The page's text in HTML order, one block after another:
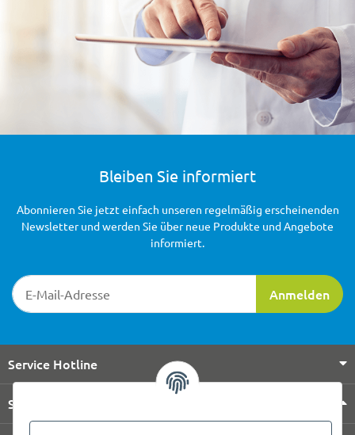
Bleiben Sie informiert
Newsletter-Registrierung
Anmelden
Abonnieren Sie jetzt einfach unseren regelmäßig erscheinenden
Newsletter und werden Sie über neue Produkte und Angebote
informiert.
Service Hotline
Shop Service